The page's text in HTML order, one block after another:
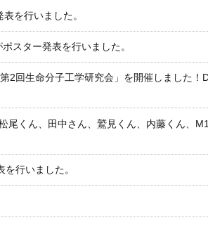
を行いました。
スター発表を行いました。
回生命分子工学研究会」を開催しました
くん、田中さん、鷲見くん、内藤くん、
行いました。